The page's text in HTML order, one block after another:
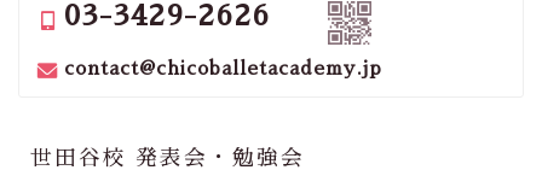
03-3429-2626
contact@chicoballetacademy.jp
世田谷校 発表会・勉強会